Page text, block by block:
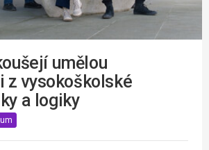
umělou
z vysokoškolské
a logiky